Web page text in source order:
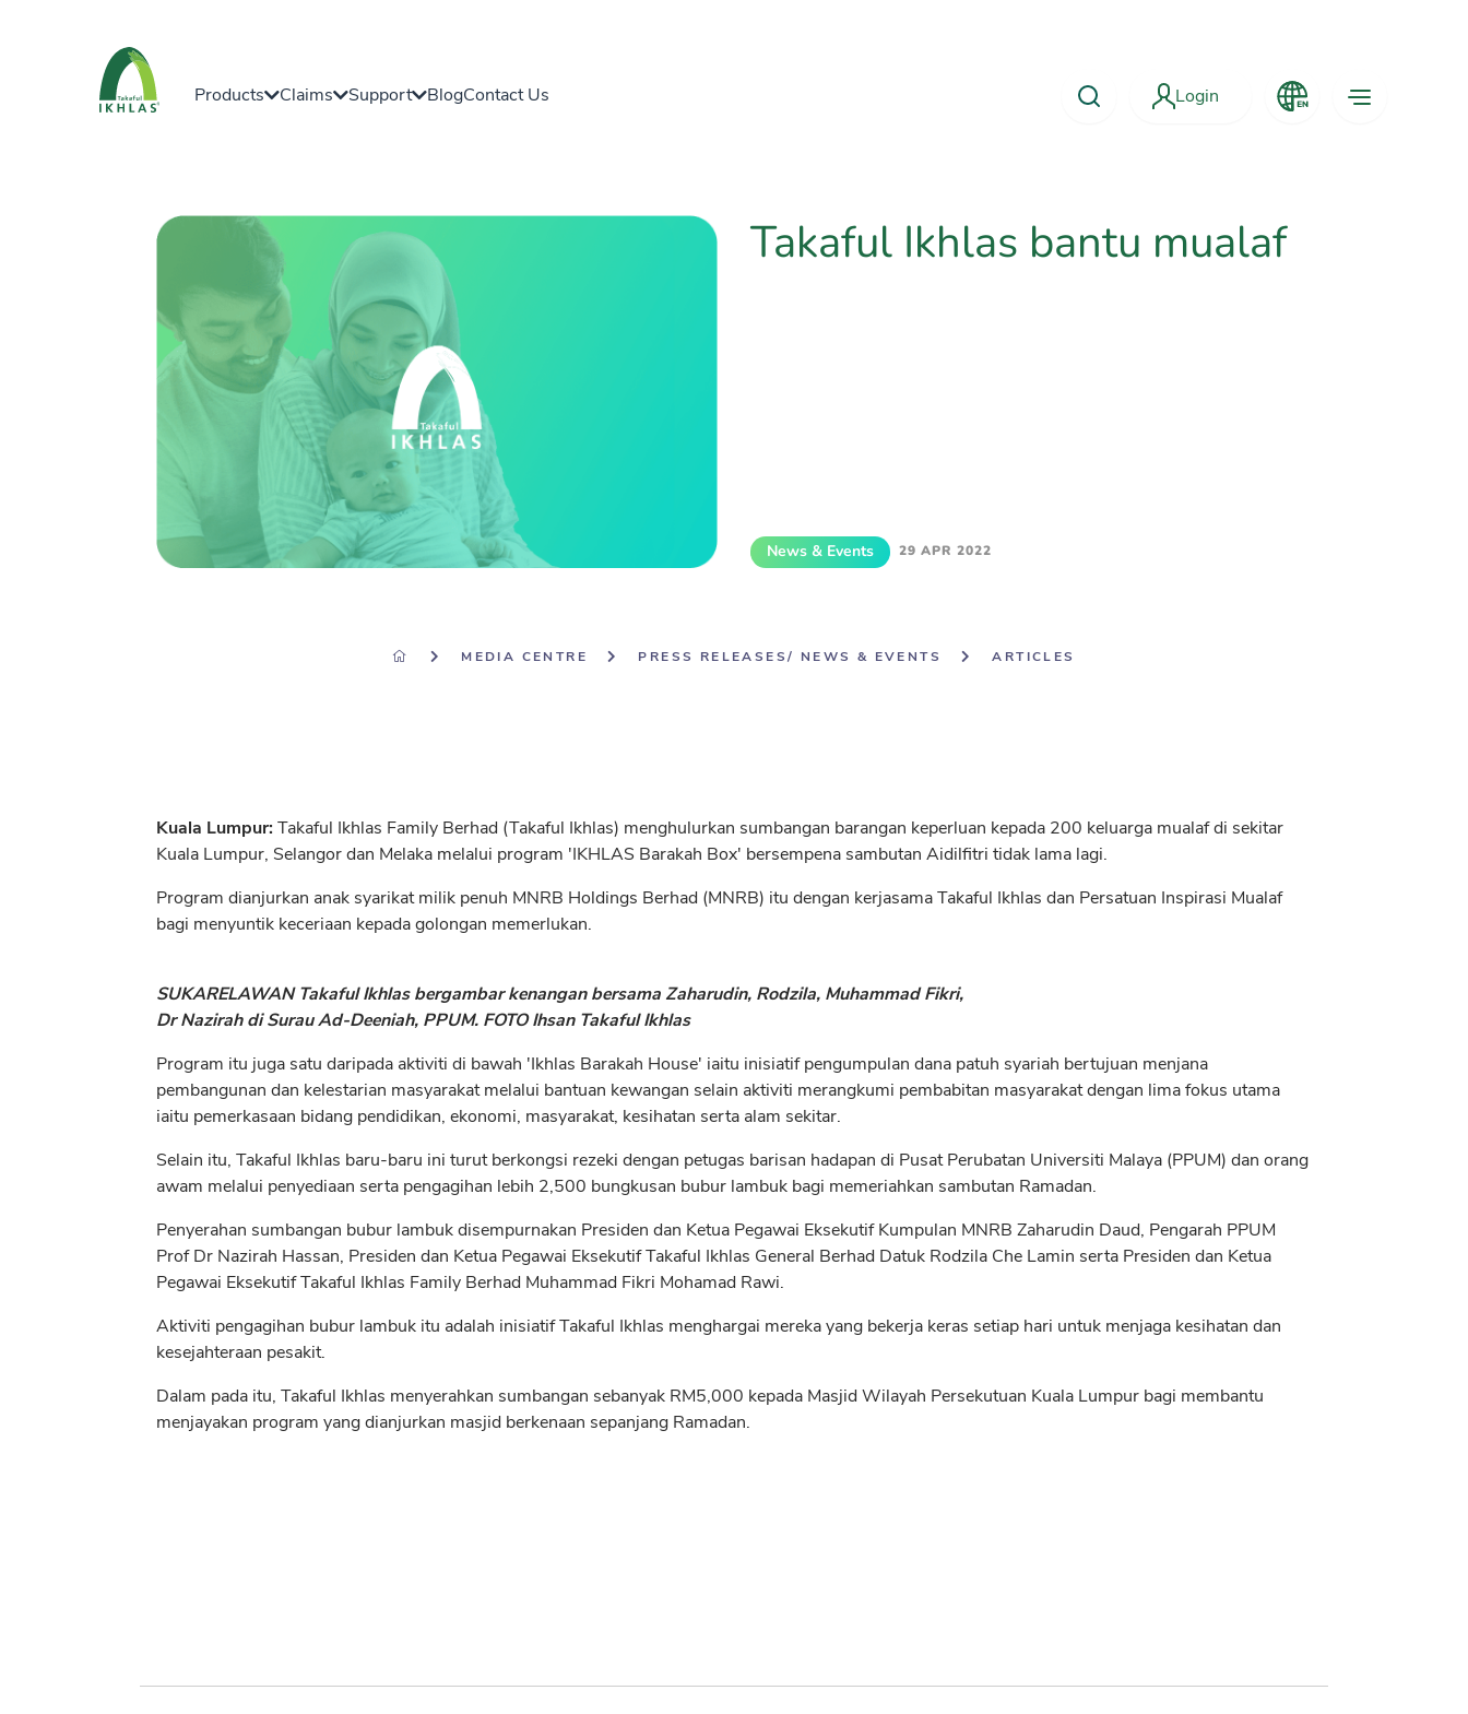
Products Claims Support BlogContact Us Login
Takaful Ikhlas bantu mualaf
News & Events 29 APR 2022
MEDIA CENTRE PRESS RELEASES/ NEWS & EVENTS ARTICLES
Kuala Lumpur:Takaful Ikhlas Family Berhad (Takaful Ikhlas) menghulurkan sumbangan barangan keperluan kepada 200 keluarga mualaf di sekitar
Kuala Lumpur, Selangor dan Melaka melalui program 'IKHLAS Barakah Box' bersempena sambutan Aidilfitri tidak lama lagi.
Program dianjurkan anak syarikat milik penuh MNRB Holdings Berhad (MNRB) itu dengan kerjasama Takaful Ikhlas dan Persatuan Inspirasi Mualaf
bagi menyuntik keceriaan kepada golongan memerlukan.
SUKARELAWAN Takaful Ikhlas bergambar kenangan bersama Zaharudin, Rodzila, Muhammad Fikri,
Dr Nazirah di Surau Ad-Deeniah, PPUM. FOTO Ihsan Takaful Ikhlas
Program itu juga satu daripada aktiviti di bawah 'Ikhlas Barakah House' iaitu inisiatif pengumpulan dana patuh syariah bertujuan menjana
pembangunan dan kelestarian masyarakat melalui bantuan kewangan selain aktiviti merangkumi pembabitan masyarakat dengan lima fokus utama
iaitu pemerkasaan bidang pendidikan, ekonomi, masyarakat, kesihatan serta alam sekitar.
Selain itu, Takaful Ikhlas baru-baru ini turut berkongsi rezeki dengan petugas barisan hadapan di Pusat Perubatan Universiti Malaya (PPUM) dan orang
awam melalui penyediaan serta pengagihan lebih 2,500 bungkusan bubur lambuk bagi memeriahkan sambutan Ramadan.
Penyerahan sumbangan bubur lambuk disempurnakan Presiden dan Ketua Pegawai Eksekutif Kumpulan MNRB Zaharudin Daud, Pengarah PPUM
Prof Dr Nazirah Hassan, Presiden dan Ketua Pegawai Eksekutif Takaful Ikhlas General Berhad Datuk Rodzila Che Lamin serta Presiden dan Ketua
Pegawai Eksekutif Takaful Ikhlas Family Berhad Muhammad Fikri Mohamad Rawi.
Aktiviti pengagihan bubur lambuk itu adalah inisiatif Takaful Ikhlas menghargai mereka yang bekerja keras setiap hari untuk menjaga kesihatan dan
kesejahteraan pesakit.
Dalam pada itu, Takaful Ikhlas menyerahkan sumbangan sebanyak RM5,000 kepada Masjid Wilayah Persekutuan Kuala Lumpur bagi membantu
menjayakan program yang dianjurkan masjid berkenaan sepanjang Ramadan.